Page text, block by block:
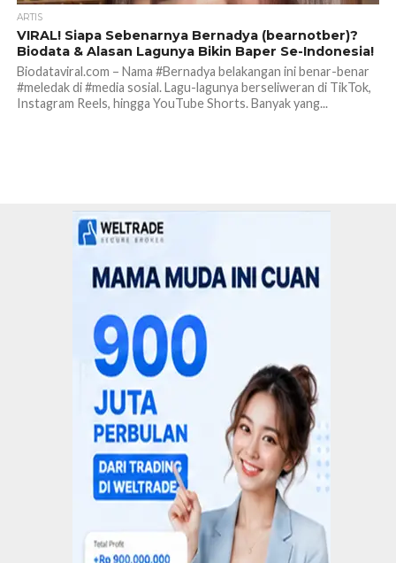
ARTIS
VIRAL! Siapa Sebenarnya Bernadya (bearnotber)?
Biodata & Alasan Lagunya Bikin Baper Se-Indonesia!
Biodataviral.com – Nama #Bernadya belakangan ini benar-benar
#meledak di #media sosial. Lagu-lagunya berseliweran di TikTok,
Instagram Reels, hingga YouTube Shorts. Banyak yang...